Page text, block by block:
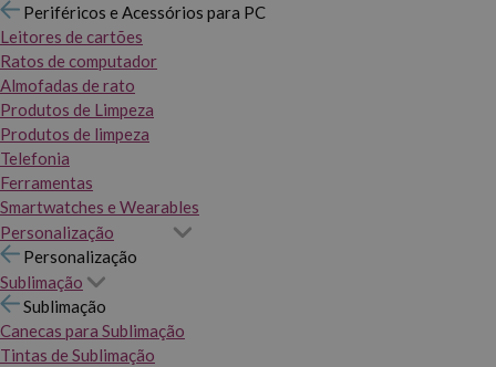
Periféricos e Acessórios para PC
Leitores de cartões
Ratos de computador
Almofadas de rato
Produtos de Limpeza
Produtos de limpeza
Telefonia
Ferramentas
Smartwatches e Wearables
Personalização
Personalização
Sublimação
Sublimação
Canecas para Sublimação
Tintas de Sublimação